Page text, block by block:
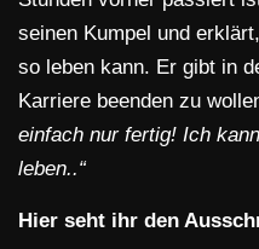
seinen Kumpel und
so leben kann. Er gibt in
Karriere beenden zu
einfach nur fertig! Ich
leben..“
Hier seht ihr den